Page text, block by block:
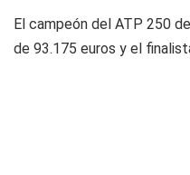
El campeón del ATP 250
de 93.175 euros y el